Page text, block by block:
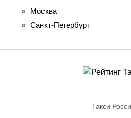
Москва
Санкт-Петербург
Такси